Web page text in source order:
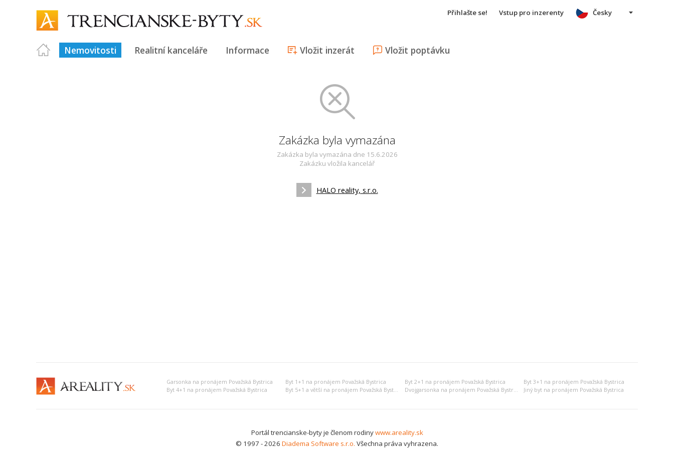
Přihlašte se! Vstup pro inzerenty
Nemovitosti Realitní kanceláře Informace Vložit inzerát Vložit poptávku
Česky
Zakázka byla vymazána
Zakázka byla vymazána dne 15.6.2026
Zakázku vložila kancelář
HALO reality, s.r.o.
Garsonka na pronájem Považská Bystrica Byt 1+1 na pronájem Považská Bystrica Byt 2+1 na pronájem Považská Bystrica
Byt 3+1 na pronájem Považská Bystrica
Byt 4+1 na pronájem Považská Bystrica
Byt 5+1 a větší na pronájem Považská Bystrica Dvojgarsonka na pronájem Považská Bystrica Jiný byt na pronájem Považská Bystrica
Portál trencianske-byty je členom rodinywww.areality.sk
© 1997 - 2026 Diadema Software s.r.o. Všechna práva vyhrazena.